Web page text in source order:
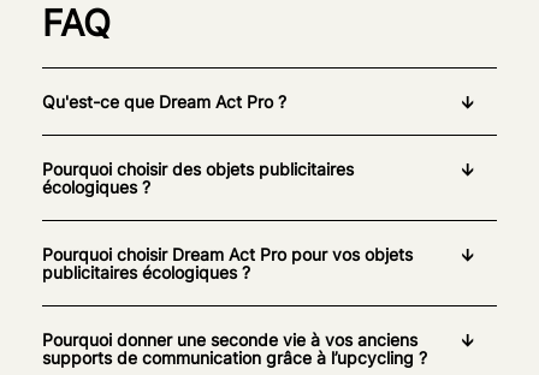
FAQ
Qu'est-ce que Dream Act Pro ?
Pourquoi choisir des objets publicitaires
écologiques ?
Pourquoi choisir Dream Act Pro pour vos objets
publicitaires écologiques ?
Pourquoi donner une seconde vie à vos anciens
supports de communication grâce à l’upcycling ?